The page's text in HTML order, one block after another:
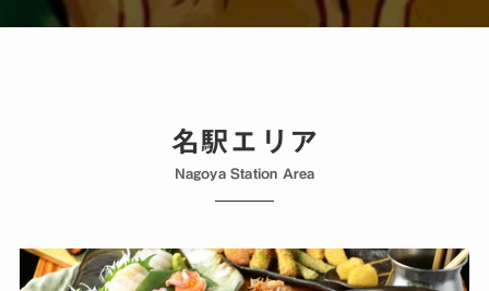
名駅エリア
Nagoya Station Area